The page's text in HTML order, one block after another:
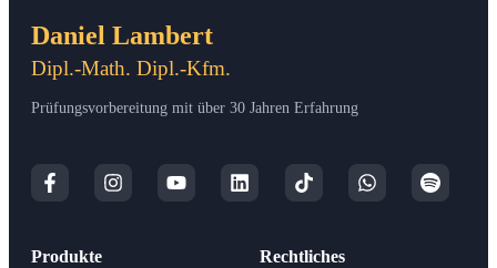
Daniel Lambert
Dipl.-Math. Dipl.-Kfm.
Prüfungsvorbereitung mit über 30 Jahren Erfahrung
Produkte Rechtliches